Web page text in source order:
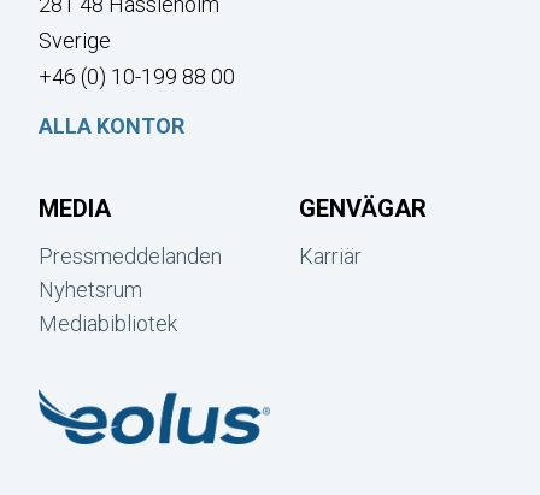
Sverige
+46 (0) 10-199 88 00
ALLA KONTOR
MEDIA
Pressmeddelanden
Nyhetsrum
Mediabibliotek
GENVÄGAR
Karriär